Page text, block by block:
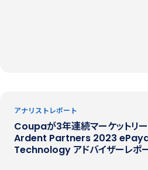
アナリストレポート
Coupaが3年連続マーケットリー
Ardent Partners 2023
Technology アドバイザーレポ